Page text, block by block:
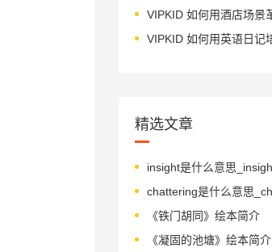
精选文章
《铁门胡同》绘本简介
《凝固的池塘》绘本简介